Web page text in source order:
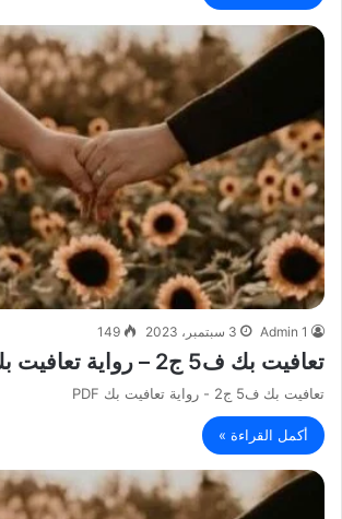
Admin 1 3 سبتمبر، 2023 149
تعافيت بك ف5 ج2 – رواية تعافيت بك PDF
تعافيت بك ف5 ج2 - رواية تعافيت بك PDF
أكمل القراءة »